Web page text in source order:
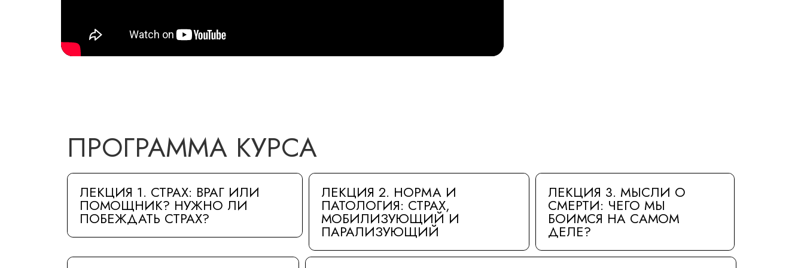
ПРОГРАММА КУРСА
ЛЕКЦИЯ 1. СТРАХ: ВРАГ ИЛИ
ПОМОЩНИК? НУЖНО ЛИ
ПОБЕЖДАТЬ СТРАХ?
ЛЕКЦИЯ 2. НОРМА И
ПАТОЛОГИЯ: СТРАХ,
МОБИЛИЗУЮЩИЙ И
ПАРАЛИЗУЮЩИЙ
ЛЕКЦИЯ 3. МЫСЛИ О
СМЕРТИ: ЧЕГО МЫ
БОИМСЯ НА САМОМ
ДЕЛЕ?